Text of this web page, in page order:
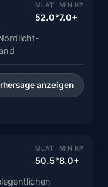
MLAT
52.0°
MIN KP
7.0+
anzeigen
MLAT
50.5°
MIN KP
8.0+